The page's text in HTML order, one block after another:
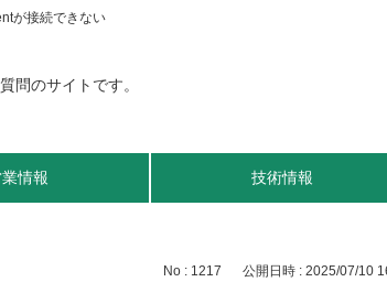
が接続できない
情報 技術情報
No : 1217 公開日時 : 2025/07/10